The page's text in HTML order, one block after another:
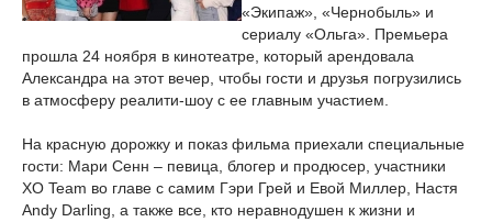
«Экипаж», «Чернобыль» и
сериалу «Ольга». Премьера
прошла 24 ноября в кинотеатре, который арендовала
Александра на этот вечер, чтобы гости и друзья погрузились
в атмосферу реалити-шоу с ее главным участием.
На красную дорожку и показ фильма приехали специальные
гости: Мари Сенн – певица, блогер и продюсер, участники
XO Team во главе с самим Гэри Грей и Евой Миллер, Настя
Andy Darling, а также все, кто неравнодушен к жизни и